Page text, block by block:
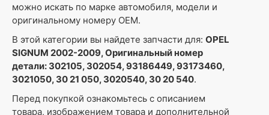
можно искать по марке автомобиля, модели и
оригинальному номеру OEM.
В этой категории вы найдете запчасти для: OPEL
SIGNUM 2002-2009, Оригинальный номер
детали: 302105, 302054, 93186449, 93173460,
3021050, 30 21 050, 3020540, 30 20 540.
Перед покупкой ознакомьтесь с описанием
товара, изображением товара и дополнительной